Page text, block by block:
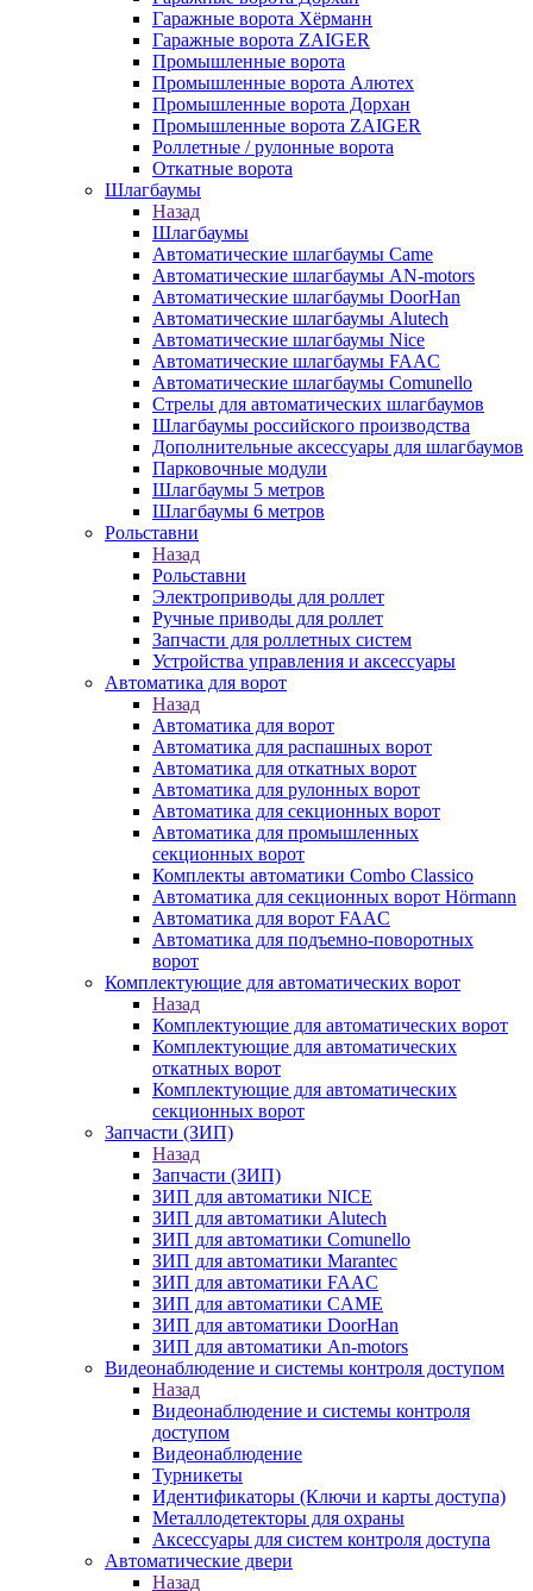
Гаражные ворота Хёрманн
Гаражные ворота ZAIGER
Промышленные ворота
Промышленные ворота Алютех
Промышленные ворота Дорхан
Промышленные ворота ZAIGER
Роллетные / рулонные ворота
Откатные ворота
Шлагбаумы
Назад
Шлагбаумы
Автоматические шлагбаумы Came
Автоматические шлагбаумы AN-motors
Автоматические шлагбаумы DoorHan
Автоматические шлагбаумы Alutech
Автоматические шлагбаумы Nice
Автоматические шлагбаумы FAAC
Автоматические шлагбаумы Comunello
Стрелы для автоматических шлагбаумов
Шлагбаумы российского производства
Дополнительные аксессуары для шлагбаумов
Парковочные модули
Шлагбаумы 5 метров
Шлагбаумы 6 метров
Рольставни
Назад
Рольставни
Электроприводы для роллет
Ручные приводы для роллет
Запчасти для роллетных систем
Устройства управления и аксессуары
Автоматика для ворот
Назад
Автоматика для ворот
Автоматика для распашных ворот
Автоматика для откатных ворот
Автоматика для рулонных ворот
Автоматика для секционных ворот
Автоматика для промышленных
секционных ворот
Комплекты автоматики Combo Classico
Автоматика для секционных ворот Hörmann
Автоматика для ворот FAAC
Автоматика для подъемно-поворотных
ворот
Комплектующие для автоматических ворот
Назад
Комплектующие для автоматических ворот
Комплектующие для автоматических
откатных ворот
Комплектующие для автоматических
секционных ворот
Запчасти (ЗИП)
Назад
Запчасти (ЗИП)
ЗИП для автоматики NICE
ЗИП для автоматики Alutech
ЗИП для автоматики Comunello
ЗИП для автоматики Marantec
ЗИП для автоматики FAAC
ЗИП для автоматики CAME
ЗИП для автоматики DoorHan
ЗИП для автоматики An-motors
Видеонаблюдение и системы контроля доступом
Назад
Видеонаблюдение и системы контроля
доступом
Видеонаблюдение
Турникеты
Идентификаторы (Ключи и карты доступа)
Металлодетекторы для охраны
Аксессуары для систем контроля доступа
Автоматические двери
Назад